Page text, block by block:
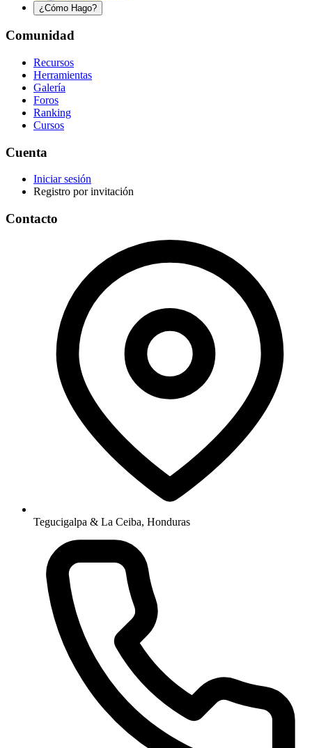
¿Cómo Hago?
Comunidad
Recursos
Herramientas
Galería
Foros
Ranking
Cursos
Cuenta
Iniciar sesión
Registro por invitación
Contacto
Tegucigalpa & La Ceiba, Honduras